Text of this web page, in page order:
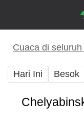
Cuaca di
Hari Ini Besok